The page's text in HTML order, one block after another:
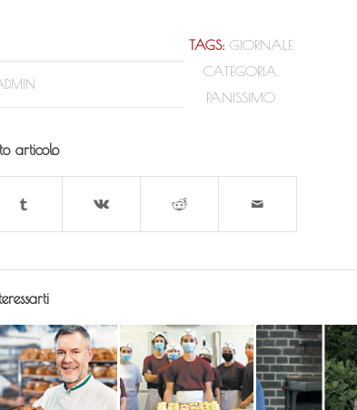
TAGS: GIORNALE
CATEGORIA
PANISSIMO
articolo